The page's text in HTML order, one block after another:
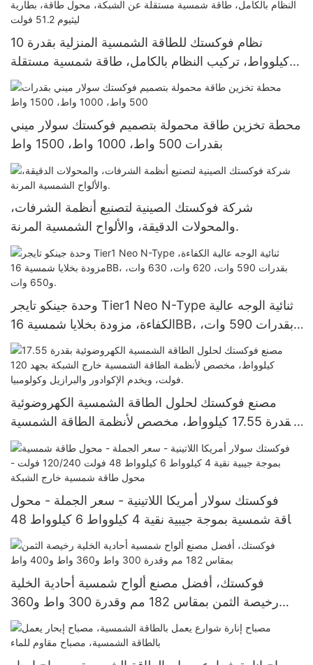
نظام فوكستك للطاقة الشمسية المنزلية بقدرة 10
كيلوواط، تركيب النظام بالكامل، طاقة شمسية مستقلة
عن الشبكة، محول طاقة، بطارية ليثيوم 51.2 فولت
محطة تخزين طاقة محمولة بتصميم فوكستك سولار ميني
بقدرات 500 واط، 1000 واط، 1500 واط
شركة فوكستك الصينية لتصنيع أنظمة الشرفات،
والمحولات الدقيقة، والألواح الشمسية المرنة.
وحدة جينكو تايجر Tier1 Neo N-Type ثنائية الوجه عالية
الكفاءة، مزودة بخلايا شمسية 16BB، بقدرات 590 وات،
620 وات، 630 وات، و650 وات.
مصنع فوكستك لحلول الطاقة الشمسية الكهروضوئية
بقدرة 17.55 كيلوواط، مخصص لأنظمة الطاقة الشمسية
خارج الشبكة بجهد 120 فولت، ويخدم الإكوادور والبرازيل
وكولومبيا.
فوكستك سولار أمريكا اللاتينية - سعر الجملة - محول
طاقة شمسية بموجة جيبية نقية 4 كيلوواط 6 كيلوواط 48
فولت 120/240 فولت - محول طاقة شمسية خارج
الشبكة
فوكستك، أفضل مصنع ألواح شمسية أحادية الخلية
رخيصة الثمن بمقاس 182 مم وقدرة 300 واط و360
واط و400 واط